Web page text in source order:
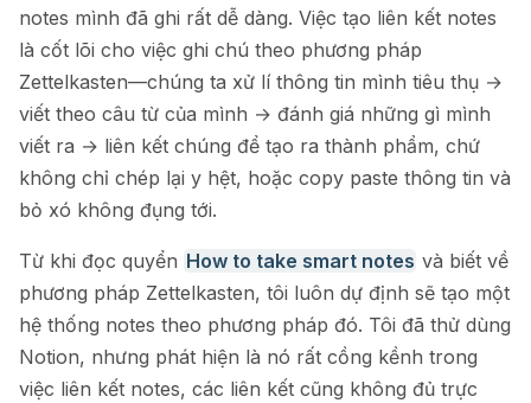
notes mình đã ghi rất dễ dàng. Việc tạo liên kết notes
là cốt lõi cho việc ghi chú theo phương pháp
Zettelkasten—chúng ta xử lí thông tin mình tiêu thụ →
viết theo câu từ của mình → đánh giá những gì mình
viết ra → liên kết chúng để tạo ra thành phẩm, chứ
không chỉ chép lại y hệt, hoặc copy paste thông tin và
bỏ xó không đụng tới.
Từ khi đọc quyển How to take smart notes và biết về
phương pháp Zettelkasten, tôi luôn dự định sẽ tạo một
hệ thống notes theo phương pháp đó. Tôi đã thử dùng
Notion, nhưng phát hiện là nó rất cồng kềnh trong
việc liên kết notes, các liên kết cũng không đủ trực